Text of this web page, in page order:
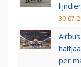
30-07-
per